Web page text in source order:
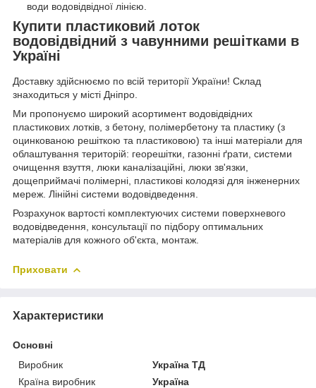
води водовідвідної лінією.
Купити пластиковий лоток
водовідвідний з чавунними решітками в
Україні
Доставку здійснюємо по всій території України! Склад
знаходиться у місті Дніпро.
Ми пропонуємо широкий асортимент водовідвідних
пластикових лотків, з бетону, полімербетону та пластику (з
оцинкованою решіткою та пластиковою) та інші матеріали для
облаштування територій: георешітки, газонні ґрати, системи
очищення взуття, люки каналізаційні, люки зв'язки,
дощеприймачі полімерні, пластикові колодязі для інженерних
мереж. Лінійні системи водовідведення.
Розрахунок вартості комплектуючих системи поверхневого
водовідведення, консультації по підбору оптимальних
матеріалів для кожного об'єкта, монтаж.
Приховати
Характеристики
Основні
Виробник
Україна ТД
Країна виробник
Україна